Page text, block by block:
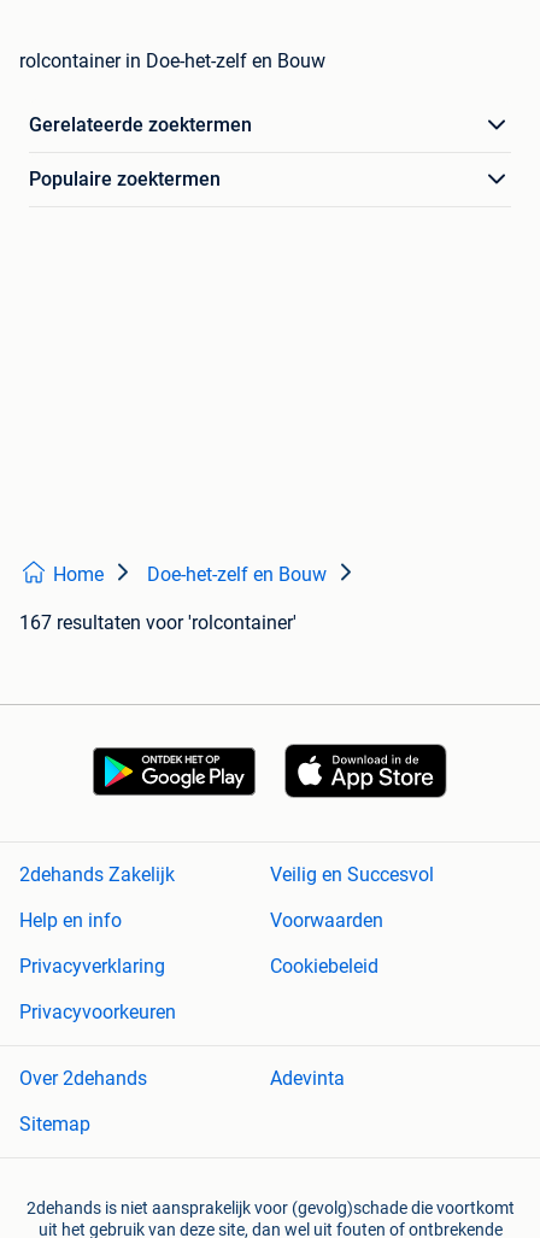
rolcontainer in Doe-het-zelf en Bouw
Gerelateerde zoektermen
Populaire zoektermen
Home Doe-het-zelf en Bouw
167 resultaten voor 'rolcontainer'
2dehands Zakelijk
Veilig en Succesvol
Help en info
Voorwaarden
Privacyverklaring
Cookiebeleid
Privacyvoorkeuren
Over 2dehands
Adevinta
Sitemap
2dehands is niet aansprakelijk voor (gevolg)schade die voortkomt
uit het gebruik van deze site, dan wel uit fouten of ontbrekende